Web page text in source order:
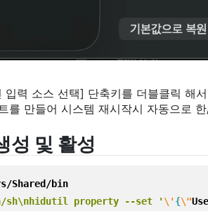
입력 소스 선택] 단축키를 더블클릭 해
를 만들어 시스템 재시작시 자동으로
성 및 활성
Shared/bin
property --set ' \' {\"